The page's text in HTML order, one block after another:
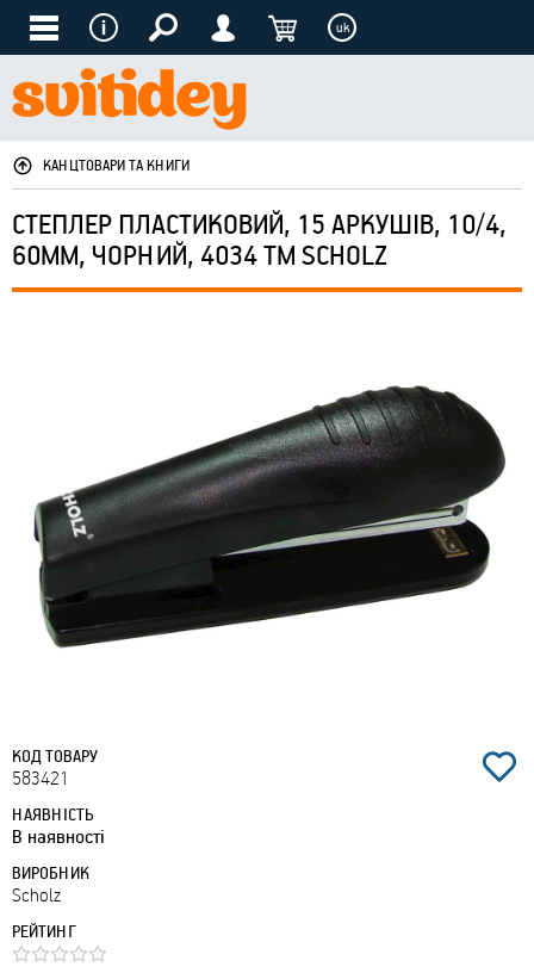
uk
КАНЦТОВАРИ ТА КНИГИ
СТЕПЛЕР ПЛАСТИКОВИЙ, 15 АРКУШІВ, 10/4,
60ММ, ЧОРНИЙ, 4034 ТМ SCHOLZ
КОД ТОВАРУ
583421
НАЯВНІСТЬ
В наявності
ВИРОБНИК
Scholz
РЕЙТИНГ